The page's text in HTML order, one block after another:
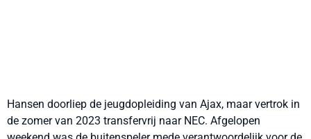
Hansen doorliep de jeugdopleiding van Ajax, maar vertrok in
de zomer van 2023 transfervrij naar NEC. Afgelopen